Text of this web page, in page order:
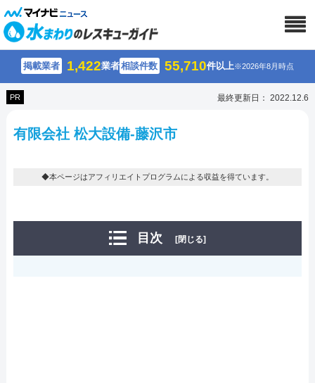
掲載業者 1,422業者相談件数 55,710件以上※2026年8月時点
PR 最終更新日： 2022.12.6
有限会社 松大設備-藤沢市
◆本ページはアフィリエイトプログラムによる収益を得ています。
目次 [閉じる]